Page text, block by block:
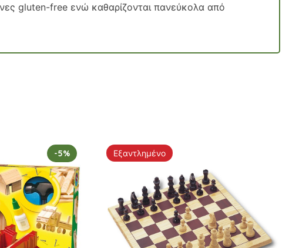
gluten-free ενώ καθαρίζονται πανεύκολα από
-5% Εξαντλημένο